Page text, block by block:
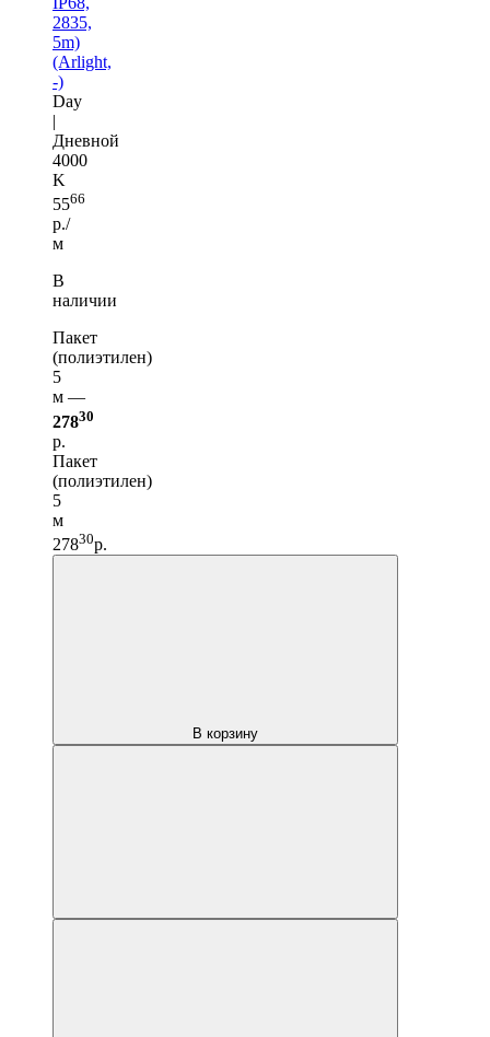
2835,
5m)
(Arlight,
-)
Day
|
Дневной
4000
K
5566
р./
м
В
наличии
Пакет
(полиэтилен)
5
м —
27830
р.
Пакет
(полиэтилен)
5
м
27830р.
В корзину